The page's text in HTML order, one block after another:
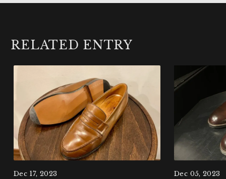
RELATED ENTRY
Dec 17, 2023 Dec 05, 2023